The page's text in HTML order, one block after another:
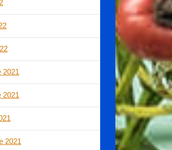
2021
2021
2021